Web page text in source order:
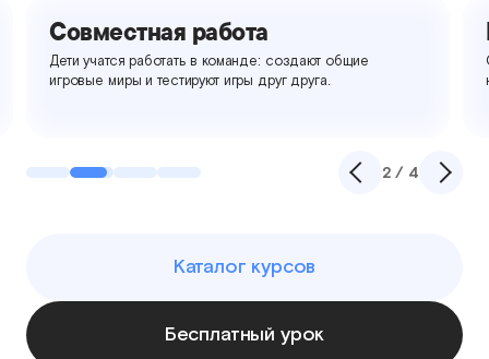
Понятная траектория
От простого блочного программирования к коду
на JavaScript или Python.
3 / 4
Каталог курсов
Бесплатный урок